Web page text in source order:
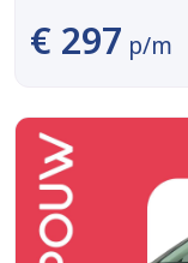
€ 297 p/m